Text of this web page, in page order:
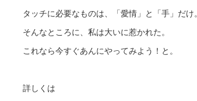
タッチに必要なものは、「愛情」と「手」だけ。
そんなところに、私は大いに惹かれた。
これなら今すぐあんにやってみよう！と。
詳しくは